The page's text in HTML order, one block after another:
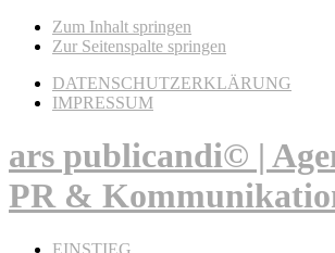
Zum Inhalt springen
Zur Seitenspalte springen
DATENSCHUTZERKLÄRUNG
IMPRESSUM
ars publicandi© |
PR &
EINSTIEG